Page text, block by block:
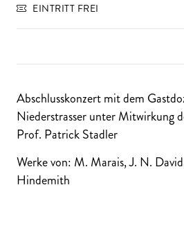
EINTRITT FREI
Abschlusskonzert mit dem
Niederstrasser unter Mitwirkung
Prof. Patrick Stadler
Werke von: M. Marais, J. N.
Hindemith